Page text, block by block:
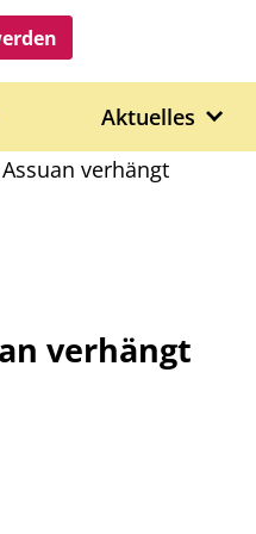
Aktuelles
verhängt
verhängt